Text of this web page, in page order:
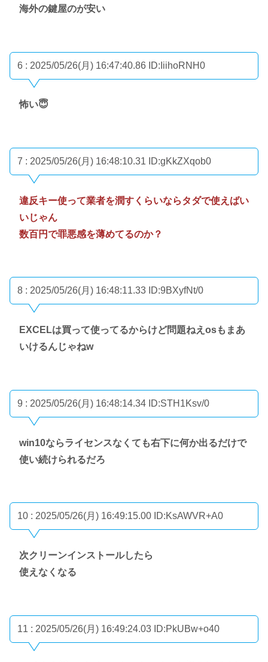
海外の鍵屋のが安い
6 : 2025/05/26(月) 16:47:40.86 ID:IiihoRNH0
怖い😇
7 : 2025/05/26(月) 16:48:10.31 ID:gKkZXqob0
違反キー使って業者を潤すくらいならタダで使えばい
いじゃん
数百円で罪悪感を薄めてるのか？
8 : 2025/05/26(月) 16:48:11.33 ID:9BXyfNt/0
EXCELは買って使ってるからけど問題ねえosもまあ
いけるんじゃねw
9 : 2025/05/26(月) 16:48:14.34 ID:STH1Ksv/0
win10ならライセンスなくても右下に何か出るだけで
使い続けられるだろ
10 : 2025/05/26(月) 16:49:15.00 ID:KsAWVR+A0
次クリーンインストールしたら
使えなくなる
11 : 2025/05/26(月) 16:49:24.03 ID:PkUBw+o40